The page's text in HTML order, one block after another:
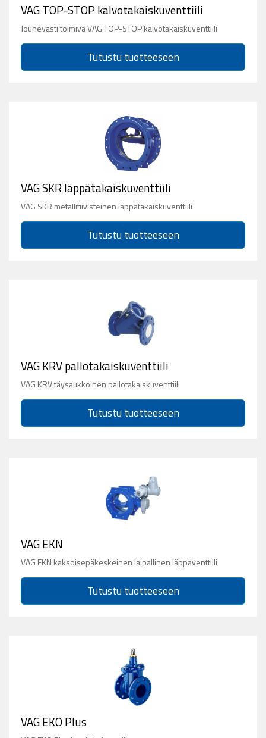
VAG TOP-STOP kalvotakaiskuventtiili
Jouhevasti toimiva VAG TOP-STOP kalvotakaiskuventtiili
Tutustu tuotteeseen
VAG SKR läppätakaiskuventtiili
VAG SKR metallitiivisteinen läppätakaiskuventtiili
Tutustu tuotteeseen
VAG KRV pallotakaiskuventtiili
VAG KRV täysaukkoinen pallotakaiskuventtiili
Tutustu tuotteeseen
VAG EKN
VAG EKN kaksoisepäkeskeinen laipallinen läppäventtiili
Tutustu tuotteeseen
VAG EKO Plus